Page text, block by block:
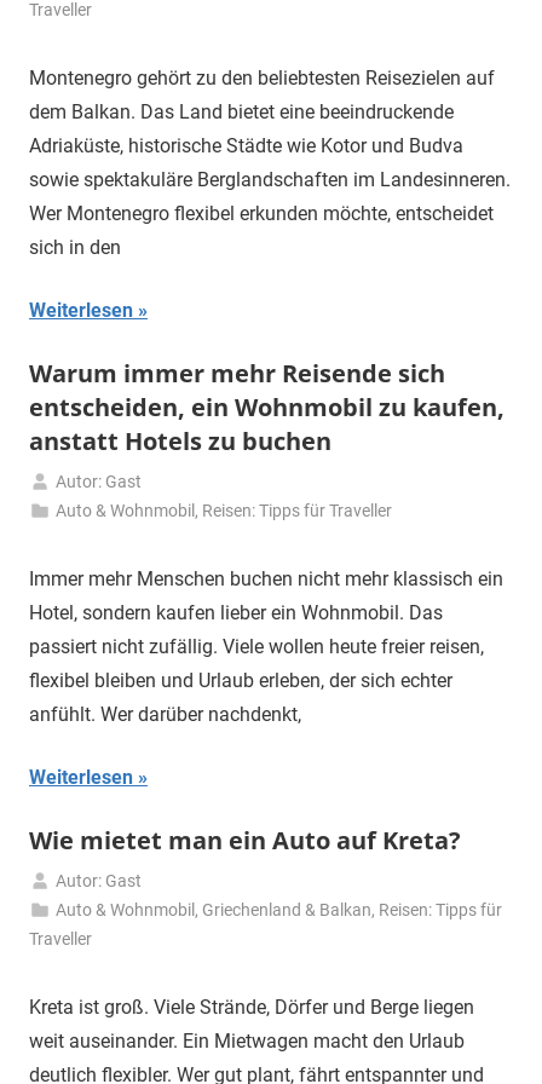
Juni
Traveller
Montenegro gehört zu den beliebtesten Reisezielen auf
dem Balkan. Das Land bietet eine beeindruckende
Adriaküste, historische Städte wie Kotor und Budva
sowie spektakuläre Berglandschaften im Landesinneren.
Wer Montenegro flexibel erkunden möchte, entscheidet
sich in den
Weiterlesen
Warum immer mehr Reisende sich
entscheiden, ein Wohnmobil zu kaufen,
anstatt Hotels zu buchen
2.
2026
Autor: Gast
Auto & Wohnmobil , Reisen: Tipps für Traveller
Immer mehr Menschen buchen nicht mehr klassisch ein
Hotel, sondern kaufen lieber ein Wohnmobil. Das
passiert nicht zufällig. Viele wollen heute freier reisen,
flexibel bleiben und Urlaub erleben, der sich echter
anfühlt. Wer darüber nachdenkt,
Weiterlesen
Wie mietet man ein Auto auf Kreta?
15.
Mai
Autor: Gast
Auto & Wohnmobil , Griechenland & Balkan, Reisen: Tipps für
Traveller
Kreta ist groß. Viele Strände, Dörfer und Berge liegen
weit auseinander. Ein Mietwagen macht den Urlaub
deutlich flexibler. Wer gut plant, fährt entspannter und